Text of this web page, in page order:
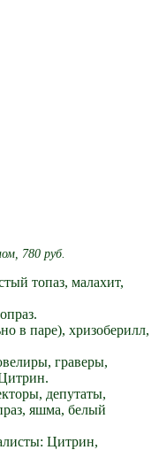
780 руб.
топаз, малахит,
в паре), хризоберилл,
граверы,
депутаты,
яшма, белый
Цитрин,